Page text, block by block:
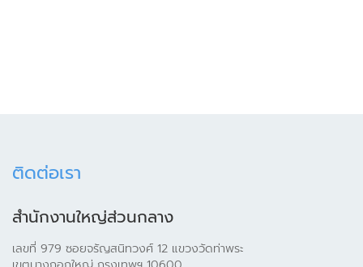
ติดต่อเรา
สำนักงานใหญ่ส่วนกลาง
เลขที่ 979 ซอยจรัญสนิทวงศ์ 12 แขวงวัดท่าพระ